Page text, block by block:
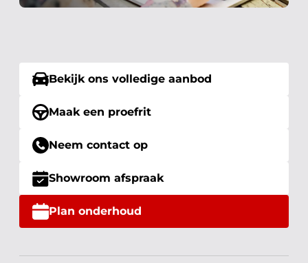
Bekijk ons volledige aanbod
Maak een proefrit
Neem contact op
Showroom afspraak
Plan onderhoud